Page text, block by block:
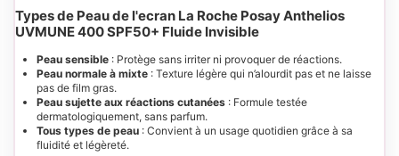
Types de Peau de l'ecran La Roche Posay Anthelios
UVMUNE 400 SPF50+ Fluide Invisible
Peau sensible : Protège sans irriter ni provoquer de réactions.
Peau normale à mixte : Texture légère qui n’alourdit pas et ne laisse
pas de film gras.
Peau sujette aux réactions cutanées : Formule testée
dermatologiquement, sans parfum.
Tous types de peau : Convient à un usage quotidien grâce à sa
fluidité et légèreté.